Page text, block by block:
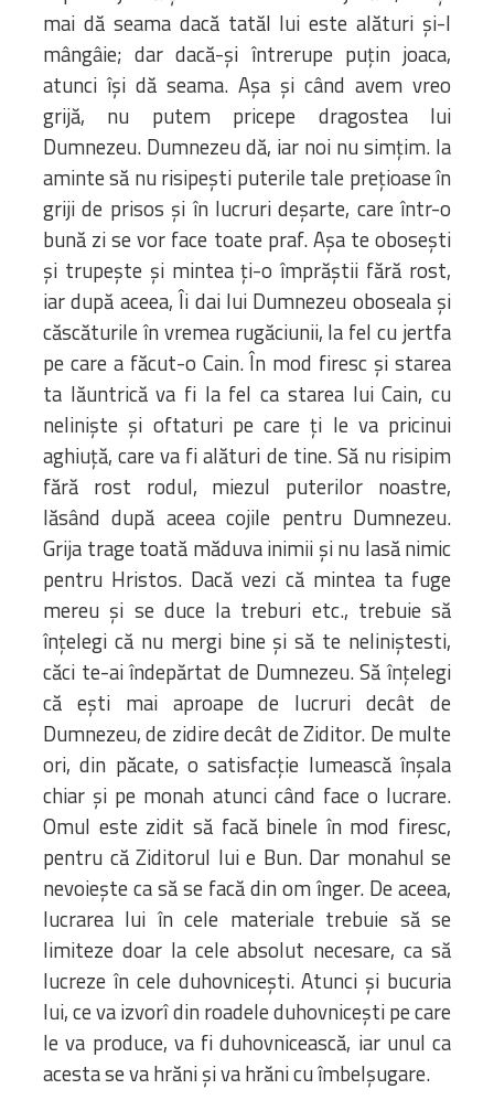
mai dă seama dacă tatăl lui este alături şi-l
mângâie; dar dacă-şi întrerupe puţin joaca,
atunci îşi dă seama. Aşa şi când avem vreo
grijă, nu putem pricepe dragostea lui
Dumnezeu. Dumnezeu dă, iar noi nu simţim. Ia
aminte să nu risipeşti puterile tale preţioase în
griji de prisos şi în lucruri deşarte, care într-o
bună zi se vor face toate praf. Aşa te oboseşti
şi trupeşte şi mintea ţi-o împrăştii fără rost,
iar după aceea, Îi dai lui Dumnezeu oboseala şi
căscăturile în vremea rugăciunii, la fel cu jertfa
pe care a făcut-o Cain. În mod firesc şi starea
ta lăuntrică va fi la fel ca starea lui Cain, cu
nelinişte şi oftaturi pe care ţi le va pricinui
aghiuţă, care va fi alături de tine. Să nu risipim
fără rost rodul, miezul puterilor noastre,
lăsând după aceea cojile pentru Dumnezeu.
Grija trage toată măduva inimii şi nu lasă nimic
pentru Hristos. Dacă vezi că mintea ta fuge
mereu şi se duce la treburi etc., trebuie să
înţelegi că nu mergi bine şi să te neliniştesti,
căci te-ai îndepărtat de Dumnezeu. Să înţelegi
că eşti mai aproape de lucruri decât de
Dumnezeu, de zidire decât de Ziditor. De multe
ori, din păcate, o satisfacţie lumească înşala
chiar şi pe monah atunci când face o lucrare.
Omul este zidit să facă binele în mod firesc,
pentru că Ziditorul lui e Bun. Dar monahul se
nevoieşte ca să se facă din om înger. De aceea,
lucrarea lui în cele materiale trebuie să se
limiteze doar la cele absolut necesare, ca să
lucreze în cele duhovniceşti. Atunci şi bucuria
lui, ce va izvorî din roadele duhovniceşti pe care
le va produce, va fi duhovnicească, iar unul ca
acesta se va hrăni şi va hrăni cu îmbelşugare.